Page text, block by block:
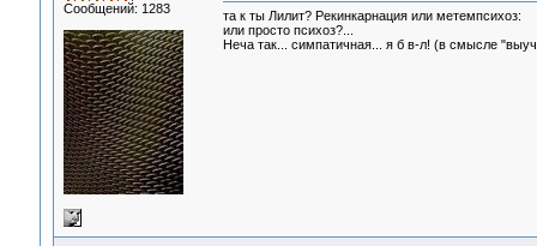
Сообщений: 1283
та к ты Лилит? Рекинкарнация или метемпсихоз:
или просто психоз?...
Неча так... симпатичная... я б в-л! (в смысле